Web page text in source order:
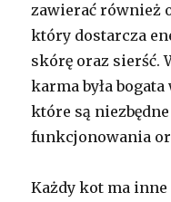
zawierać również
który dostarcza
skórę oraz sierść.
karma była
które są
funkcjonowania
Każdy kot ma